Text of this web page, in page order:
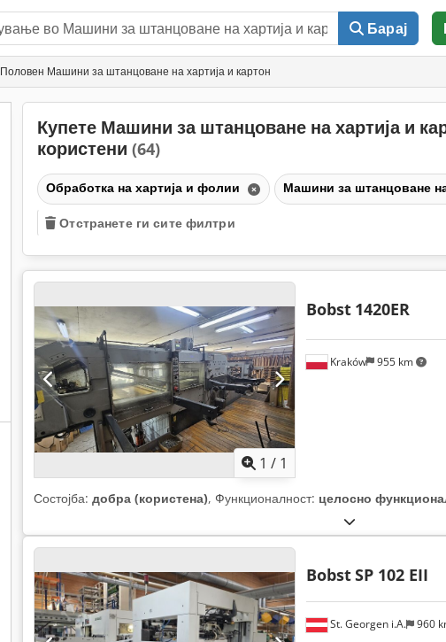
Барај
Половен Машини за штанцоване на хартија и картон
Купете Машини за штанцоване на хартија и
користени (64)
Обработка на хартија и фолии Машини за штанцоване
Отстранете ги сите филтри
1 / 1
Kraków 955 km
Bobst 1420ER
Состојба: добра (користена), Функционалност: целосно
St. Georgen i.A. 960
BobstSP 102 EII